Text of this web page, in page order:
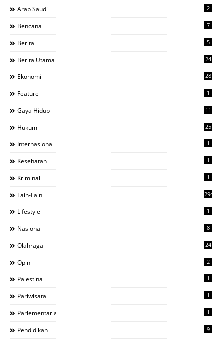
Arab Saudi 2
Bencana 7
Berita 5
Berita Utama 24
Ekonomi 28
Feature 1
Gaya Hidup 11
Hukum 25
Internasional 1
Kesehatan 1
Kriminal 1
Lain-Lain 294
Lifestyle 1
Nasional 8
Olahraga 24
Opini 2
Palestina 1
Pariwisata 1
Parlementaria 1
Pendidikan 9